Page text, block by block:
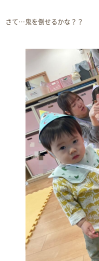
さて…鬼を倒せるかな？？